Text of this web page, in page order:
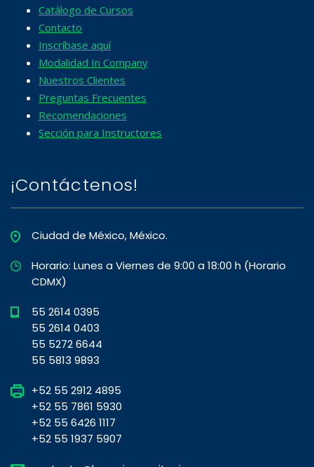
Catálogo de Cursos
Contacto
Inscríbase aquí
Modalidad In Company
Nuestros Clientes
Preguntas Frecuentes
Recomendaciones
Sección para Instructores
¡Contáctenos!
Ciudad de México, México.
Horario: Lunes a Viernes de 9:00 a 18:00 h (Horario
CDMX)
55 2614 0395
55 2614 0403
55 5272 6644
55 5813 9893
+52 55 2912 4895
+52 55 7861 5930
+52 55 6426 1117
+52 55 1937 5907